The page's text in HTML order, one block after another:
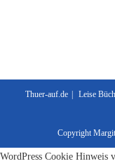
Thuer-auf.de Leise
Copyright
WordPress Cookie Hinweis